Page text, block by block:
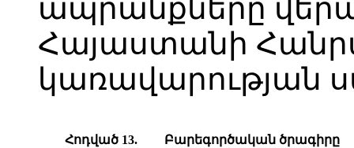
ապրանքները
Հայաստանի
կառավարության
Հոդված 13. Բարեգործական ծրագիրը